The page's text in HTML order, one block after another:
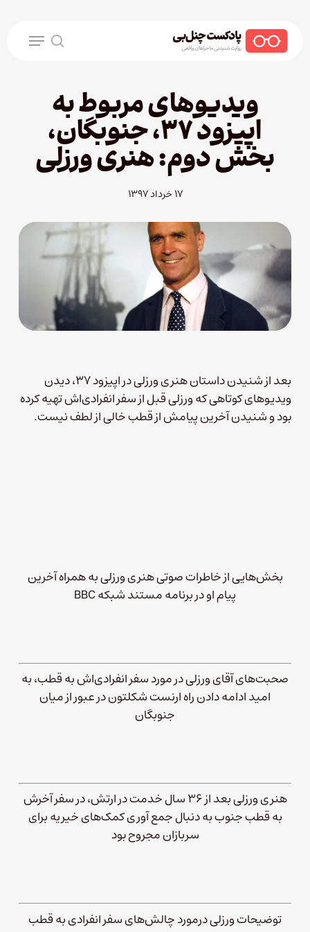
search
Menu
ویدیوهای مربوط به
اپیزود ۳۷، جنوبگان،
بخش دوم: هنری ورزلی
۱۷ خرداد ۱۳۹۷
بعد از شنیدن داستان هنری ورزلی در اپیزود ۳۷، دیدن
ویدیوهای کوتاهی که ورزلی قبل از سفر انفرادی‌اش تهیه کرده
بود و شنیدن آخرین پیامش از قطب خالی از لطف نیست.
بخش‌هایی از خاطرات صوتی هنری ورزلی به همراه آخرین
پیام او در برنامه مستند شبکه BBC
صحبت‌های آقای ورزلی در مورد سفر انفرادی‌اش به قطب، به
امید ادامه دادن راه ارنست شکلتون در عبور از میان
جنوبگان
هنری ورزلی بعد از ۳۶ سال خدمت در ارتش، در سفر آخرش
به قطب جنوب به دنبال جمع آوری کمک‌های خیریه برای
سربازان مجروح بود
توضیحات ورزلی درمورد چالش‌های سفر انفرادی به قطب